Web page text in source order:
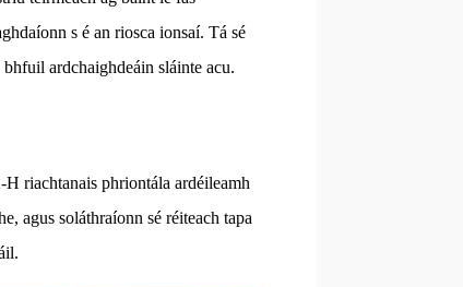
s é an riosca ionsaí. Tá sé
ardchaighdeáin sláinte acu.
riachtanais phriontála ardéileamh
agus soláthraíonn sé réiteach tapa